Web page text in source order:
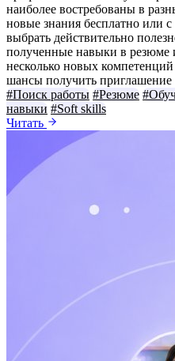
наиболее востребованы в
новые знания бесплатно или
выбрать действительно
полученные навыки в резюме
несколько новых
шансы получить
#Поиск работы #Резюме
навыки #Soft skills
Читать